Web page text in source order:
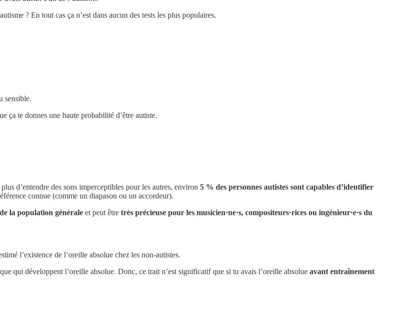
? En tout cas ça n’est dans aucun des tests les plus populaires.
sensible.
ça te donnes une haute probabilité d’être autiste.
d’entendre des sons imperceptibles pour les autres, environ 5 % des personnes autistes sont capables d’identifier
connue (comme un diapason ou un accordeur).
la population générale et peut être très précieuse pour les musicien·ne·s, compositeurs·rices ou ingénieur·e·s du
l’existence de l’oreille absolue chez les non-autistes.
qui développent l’oreille absolue. Donc, ce trait n’est significatif que si tu avais l’oreille absolue avant entraînement